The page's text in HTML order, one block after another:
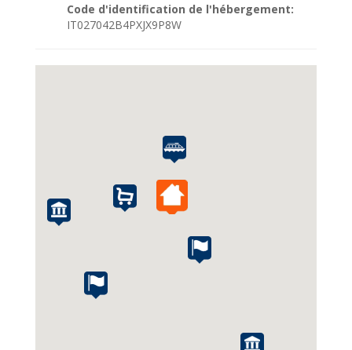
Code d'identification de l'hébergement:
IT027042B4PXJX9P8W